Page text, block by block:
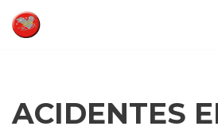
Pular
ACIDENTES